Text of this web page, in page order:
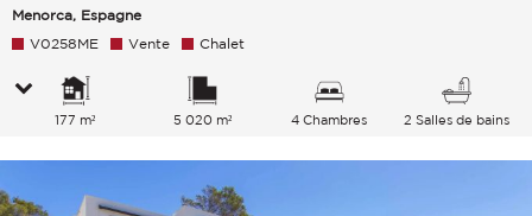
Menorca, Espagne
V0258ME Vente Chalet
177 m² 5 020 m² 4 Chambres 2 Salles de bains